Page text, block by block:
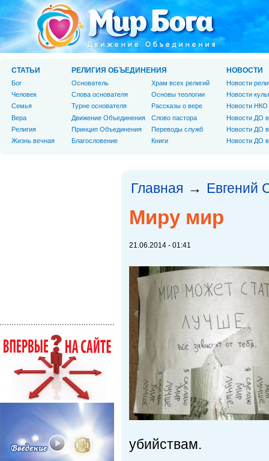
Главная → Евгений
Миру мир
21.06.2014 - 01:41
убийствам.
СТАТЬИ
Бог
Человек
Cемья
Вера
Религия
Жизнь вечная
РЕЛИГИЯ ОБЪЕДИНЕНИЯ
Основатель
Слова основателя
Турне основателя
Движение Объединения
Принцип Объединения
Благословение
Храм всех религий
Основы теологии
Рассказы о вере
Слово пастора
Переводы служб
Книги
НОВОСТИ
Новости
Новости
Новости НКО
Новости ДО
Новости ДО
Новости ДО